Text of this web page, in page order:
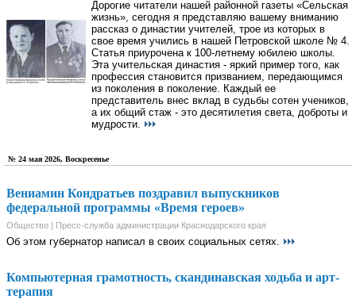
Дорогие читатели нашей районной газеты «Сельская
жизнь», сегодня я представляю вашему вниманию
рассказ о династии учителей, трое из которых в
свое время учились в нашей Петровской школе № 4.
Статья приурочена к 100-летнему юбилею школы.
Эта учительская династия - яркий пример того, как
профессия становится призванием, передающимся
из поколения в поколение. Каждый ее
представитель внес вклад в судьбы сотен учеников,
а их общий стаж - это десятилетия света, доброты и
мудрости.
№ 24 мая 2026, Воскресенье
Вениамин Кондратьев поздравил выпускников
федеральной программы «Время героев»
Общество | Пресс-служба администрации Краснодарского края
Об этом губернатор написал в своих социальных сетях.
Компьютерная грамотность, скандинавская ходьба и арт-
терапия